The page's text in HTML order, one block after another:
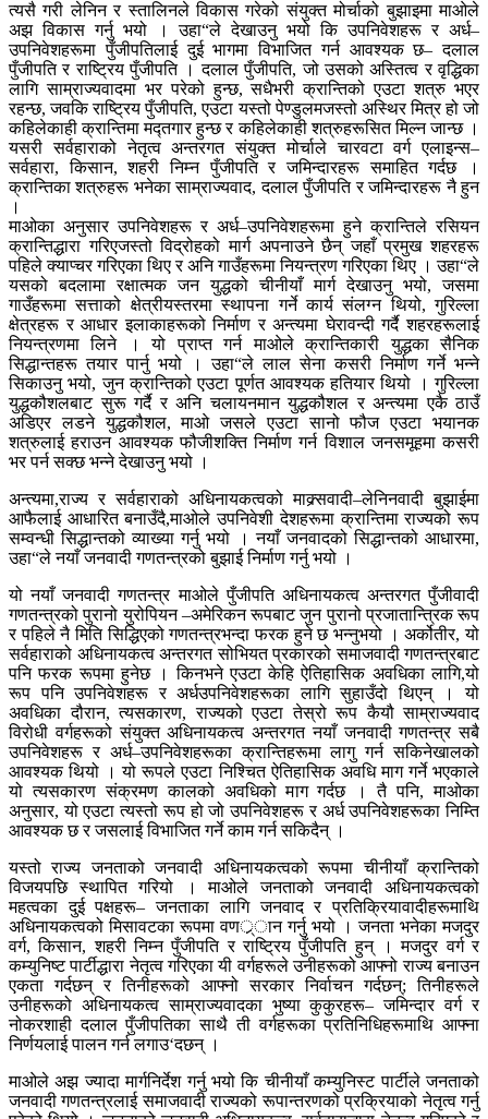
त्यसै गरी लेनिन र स्तालिनले विकास गरेको संयुक्त मोर्चाको बुझाइमा माओले
अझ विकास गर्नु भयो । उहा“ले देखाउनु भयो कि उपनिवेशहरू र अर्ध–
उपनिवेशहरूमा पुँजीपतिलाई दुई भागमा विभाजित गर्न आवश्यक छ– दलाल
पुँजीपति र राष्ट्रिय पुँजीपति । दलाल पुँजीपति, जो उसको अस्तित्व र वृद्धिका
लागि साम्राज्यवादमा भर परेको हुन्छ, सधैभरी क्रान्तिको एउटा शत्रु भएर
रहन्छ, जवकि राष्ट्रिय पुँजीपति, एउटा यस्तो पेण्डुलमजस्तो अस्थिर मित्र हो जो
कहिलेकाही क्रान्तिमा मद्तगार हुन्छ र कहिलेकाही शत्रुहरूसित मिल्न जान्छ ।
यसरी सर्वहाराको नेतृत्व अन्तरगत संयुक्त मोर्चाले चारवटा वर्ग एलाइन्स–
सर्वहारा, किसान, शहरी निम्न पुँजीपति र जमिन्दारहरू समाहित गर्दछ ।
क्रान्तिका शत्रुहरू भनेका साम्राज्यवाद, दलाल पुँजीपति र जमिन्दारहरू नै हुन
।
माओका अनुसार उपनिवेशहरू र अर्ध–उपनिवेशहरूमा हुने क्रान्तिले रसियन
क्रान्तिद्धारा गरिएजस्तो विद्रोहको मार्ग अपनाउने छैन् जहाँ प्रमुख शहरहरू
पहिले क्याप्चर गरिएका थिए र अनि गाउँहरूमा नियन्त्रण गरिएका थिए । उहा“ले
यसको बदलामा रक्षात्मक जन युद्धको चीनीयाँ मार्ग देखाउनु भयो, जसमा
गाउँहरूमा सत्ताको क्षेत्रीयस्तरमा स्थापना गर्ने कार्य संलग्न थियो, गुरिल्ला
क्षेत्रहरू र आधार इलाकाहरूको निर्माण र अन्त्यमा घेरावन्दी गर्दै शहरहरूलाई
नियन्त्रणमा लिने । यो प्राप्त गर्न माओले क्रान्तिकारी युद्धका सैनिक
सिद्धान्तहरू तयार पार्नु भयो । उहा“ले लाल सेना कसरी निर्माण गर्ने भन्ने
सिकाउनु भयो, जुन क्रान्तिको एउटा पूर्णत आवश्यक हतियार थियो । गुरिल्ला
युद्धकौशलबाट सुरू गर्दै र अनि चलायनमान युद्धकौशल र अन्त्यमा एकै ठाउँ
अडिएर लडने युद्धकौशल, माओ जसले एउटा सानो फौज एउटा भयानक
शत्रुलाई हराउन आवश्यक फौजीशक्ति निर्माण गर्न विशाल जनसमूहमा कसरी
भर पर्न सक्छ भन्ने देखाउनु भयो ।
अन्त्यमा,राज्य र सर्वहाराको अधिनायकत्वको माक्र्सवादी–लेनिनवादी बुझाईमा
आफैलाई आधारित बनाउँदै,माओले उपनिवेशी देशहरूमा क्रान्तिमा राज्यको रूप
सम्वन्धी सिद्धान्तको व्याख्या गर्नु भयो । नयाँ जनवादको सिद्धान्तको आधारमा,
उहा“ले नयाँ जनवादी गणतन्त्रको बुझाई निर्माण गर्नु भयो ।
यो नयाँ जनवादी गणतन्त्र माओले पुँजीपति अधिनायकत्व अन्तरगत पुँजीवादी
गणतन्त्रको पुरानो युरोपियन –अमेरिकन रूपबाट जुन पुरानो प्रजातान्त्रिक रूप
र पहिले नै मिति सिद्धिएको गणतन्त्रभन्दा फरक हुने छ भन्नुभयो । अर्कोतीर, यो
सर्वहाराको अधिनायकत्व अन्तरगत सोभियत प्रकारको समाजवादी गणतन्त्रबाट
पनि फरक रूपमा हुनेछ । किनभने एउटा केहि ऐतिहासिक अवधिका लागि,यो
रूप पनि उपनिवेशहरू र अर्धउपनिवेशहरूका लागि सुहाउँदो थिएन् । यो
अवधिका दौरान, त्यसकारण, राज्यको एउटा तेस्रो रूप कैयौ साम्राज्यवाद
विरोधी वर्गहरूको संयुक्त अधिनायकत्व अन्तरगत नयाँ जनवादी गणतन्त्र सबै
उपनिवेशहरू र अर्ध–उपनिवेशहरूका क्रान्तिहरूमा लागु गर्न सकिनेखालको
आवश्यक थियो । यो रूपले एउटा निश्चित ऐतिहासिक अवधि माग गर्ने भएकाले
यो त्यसकारण संक्रमण कालको अवधिको माग गर्दछ । तै पनि, माओका
अनुसार, यो एउटा त्यस्तो रूप हो जो उपनिवेशहरू र अर्ध उपनिवेशहरूका निम्ति
आवश्यक छ र जसलाई विभाजित गर्ने काम गर्न सकिदैन् ।
यस्तो राज्य जनताको जनवादी अधिनायकत्वको रूपमा चीनीयाँ क्रान्तिको
विजयपछि स्थापित गरियो । माओले जनताको जनवादी अधिनायकत्वको
महत्वका दुई पक्षहरू– जनताका लागि जनवाद र प्रतिक्रियावादीहरूमाथि
अधिनायकत्वको मिसावटका रूपमा वणर््ान गर्नु भयो । जनता भनेका मजदुर
वर्ग, किसान, शहरी निम्न पुँजीपति र राष्ट्रिय पुँजीपति हुन् । मजदुर वर्ग र
कम्युनिष्ट पार्टीद्धारा नेतृत्व गरिएका यी वर्गहरूले उनीहरूको आफ्नो राज्य बनाउन
एकता गर्दछन् र तिनीहरूको आफ्नो सरकार निर्वाचन गर्दछन्; तिनीहरूले
उनीहरूको अधिनायकत्व साम्राज्यवादका भुष्या कुकुरहरू– जमिन्दार वर्ग र
नोकरशाही दलाल पुँजीपतिका साथै ती वर्गहरूका प्रतिनिधिहरूमाथि आफ्ना
निर्णयलाई पालन गर्न लगाउ‘दछन् ।
माओले अझ ज्यादा मार्गनिर्देश गर्नु भयो कि चीनीयाँ कम्युनिस्ट पार्टीले जनताको
जनवादी गणतन्त्रलाई समाजवादी राज्यको रूपान्तरणको प्रक्रियाको नेतृत्व गर्नु